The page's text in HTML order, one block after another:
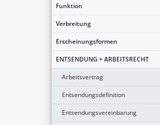
Funktion
Verbreitung
Erscheinungsformen
ENTSENDUNG + ARBEITSRECHT
Arbeitsvertrag
Entsendungsdefinition
Entsendungsvereinbarung